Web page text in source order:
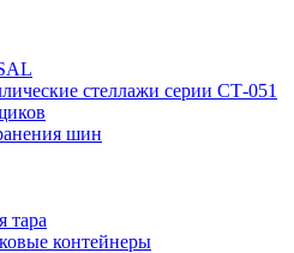
стеллажи серии СТ-051
шин
тара
контейнеры